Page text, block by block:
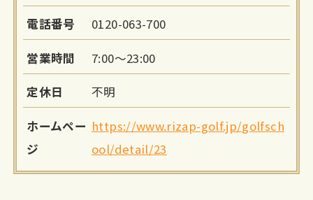
電話番号 0120-063-700
営業時間 7:00～23:00
定休日 不明
ホームペー
ジ
https://www.rizap-golf.jp/golfsch
ool/detail/23